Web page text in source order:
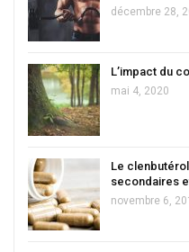
décembre 28,
L’impact du
mai 4, 2020
Le
secondaires
novembre 6,